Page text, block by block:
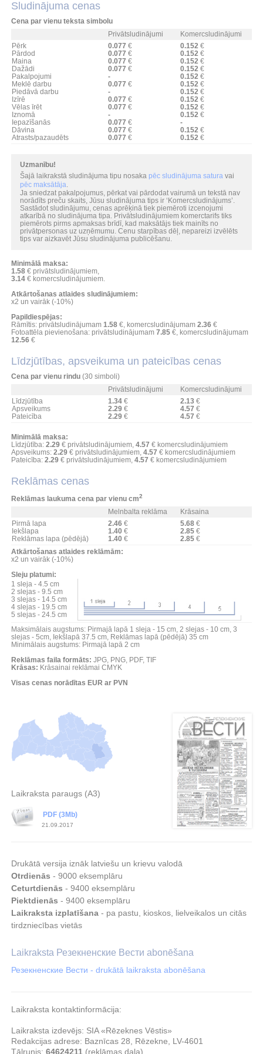
Sludinājuma cenas
Cena par vienu teksta simbolu
Privātsludinājumi
Komercsludinājumi
Pērk
0.077 € 0.152€
Pārdod
0.077 € 0.152€
Maina
0.077 € 0.152€
Dažādi
0.077 € 0.152€
Pakalpojumi
- 0.152€
Meklē darbu
0.077 € 0.152€
Piedāvā darbu
- 0.152€
Izīrē
0.077 € 0.152€
Vēlas īrēt
0.077 € 0.152€
Iznomā
- 0.152€
Iepazīšanās
0.077 €
-
Dāvina
0.077 € 0.152€
Atrasts/pazaudēts
0.077 € 0.152€
Uzmanību!
Šajā laikrakstā sludinājuma tipu nosaka pēc sludinājuma saturavai
pēc maksātāja.
Ja sniedzat pakalpojumus, pērkat vai pārdodat vairumā un tekstā nav
norādīts preču skaits, Jūsu sludinājuma tips ir ‘Komercsludinājums’.
Sastādot sludinājumu, cenas aprēķinā tiek piemēroti izcenojumi
atkarībā no sludinājuma tipa. Privātsludinājumiem komerctarifs tiks
piemērots pirms apmaksas brīdī, kad maksātājs tiek mainīts no
privātpersonas uz uzņēmumu. Cenu starpības dēļ, nepareizi izvēlēts
tips var aizkavēt Jūsu sludinājuma publicēšanu.
Minimālā maksa:
1.58€ privātsludinājumiem,
3.14€ komercsludinājumiem.
Atkārtošanas atlaides sludinājumiem:
x2 un vairāk (-10%)
Papildiespējas:
Rāmītis: privātsludinājumam 1.58€, komercsludinājumam 2.36 €
Fotoattēla pievienošana: privātsludinājumam 7.85€, komercsludinājumam
12.56 €
Līdzjūtības, apsveikuma un pateicības cenas
Cena par vienu rindu (30 simboli)
Privātsludinājumi
Komercsludinājumi
Līdzjūtība
1.34€ 2.13€
Apsveikums
2.29€ 4.57 €
Pateicība
2.29€ 4.57 €
Minimālā maksa:
Līdzjūtība: 2.29€ privātsludinājumiem, 4.57 € komercsludinājumiem
Apsveikums: 2.29€ privātsludinājumiem, 4.57 € komercsludinājumiem
Pateicība: 2.29€ privātsludinājumiem, 4.57 € komercsludinājumiem
Reklāmas cenas
Reklāmas laukuma cena par vienu cm2
Melnbalta reklāma
Krāsaina
Pirmā lapa
2.46 € 5.68€
Iekšlapa
1.40 € 2.85€
Reklāmas lapa (pēdējā)
1.40 € 2.85€
Atkārtošanas atlaides reklāmām:
x2 un vairāk (-10%)
Sleju platumi:
1 sleja - 4.5 cm
2 slejas - 9.5 cm
3 slejas - 14.5 cm
4 slejas - 19.5 cm
5 slejas - 24.5 cm
Maksimālais augstums: Pirmajā lapā 1 sleja - 15 cm, 2 slejas - 10 cm, 3
slejas - 5cm, Iekšlapā 37.5 cm, Reklāmas lapā (pēdējā) 35 cm
Minimālais augstums: Pirmajā lapā 2 cm
Reklāmas faila formāts: JPG, PNG, PDF, TIF
Krāsas: Krāsainai reklāmai CMYK
Visas cenas norādītas EUR ar PVN
Laikraksta paraugs (A3)
21.09.2017
PDF (3Mb)
Drukātā versija iznāk latviešu un krievu valodā
Otrdienās - 9000 eksemplāru
Ceturtdienās - 9400 eksemplāru
Piektdienās - 9400 eksemplāru
Laikraksta izplatīšana- pa pastu, kioskos, lielveikalos un citās
tirdzniecības vietās
Laikraksta Резекненские Вести abonēšana
Резекненские Вести - drukātā laikraksta abonēšana
Laikraksta kontaktinformācija:
Laikraksta izdevējs: SIA «Rēzeknes Vēstis»
Redakcijas adrese: Baznīcas 28 Rēzekne
LV-4601
Tālrunis: 64624211 (reklāmas daļa)